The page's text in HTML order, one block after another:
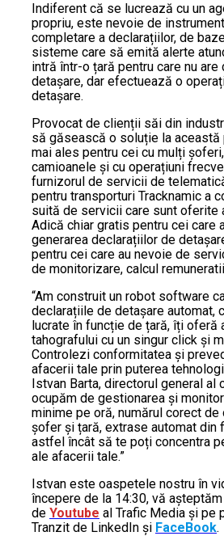
Indiferent că se lucrează cu un
propriu, este nevoie de
completare a declarațiilor, de
sisteme care să emită alerte
intră într-o țară pentru care nu are
detașare, dar efectuează o
detașare.
Provocat de clienții săi din
să găsească o soluție la această
mai ales pentru cei cu mulți
camioanele și cu operațiuni
furnizorul de servicii de
pentru transporturi Tracknamic a
suită de servicii care sunt oferite
Adică chiar gratis pentru cei care
generarea declarațiilor de
pentru cei care au nevoie de
de monitorizare, calcul
“Am construit un robot software
declarațiile de detașare automat,
lucrate în funcție de țară, îți oferă
tahografului cu un singur click și
Controlezi conformitatea și
afacerii tale prin puterea
Istvan Barta, directorul general al
ocupăm de gestionarea și
minime pe oră, numărul corect
șofer și țară, extrase automat din
astfel încât să te poți concentra
ale afacerii tale.”
Istvan este oaspetele nostru în
începere de la 14:30, vă
de Youtube al Trafic Media și pe
Tranzit de LinkedIn și FaceBook.